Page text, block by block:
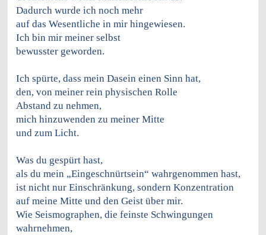
Dadurch wurde ich noch mehr
auf das Wesentliche in mir hingewiesen.
Ich bin mir meiner selbst
bewusster geworden.
Ich spürte, dass mein Dasein einen Sinn hat,
den, von meiner rein physischen Rolle
Abstand zu nehmen,
mich hinzuwenden zu meiner Mitte
und zum Licht.
Was du gespürt hast,
als du mein „Eingeschnürtsein“ wahrgenommen hast,
ist nicht nur Einschränkung, sondern Konzentration
auf meine Mitte und den Geist über mir.
Wie Seismographen, die feinste Schwingungen
wahrnehmen,